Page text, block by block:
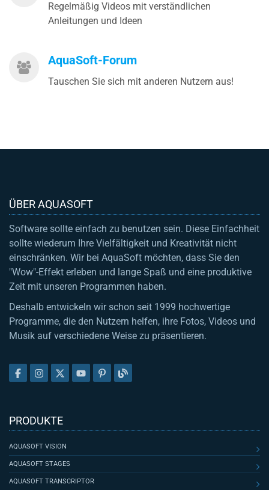
Regelmäßig Videos mit verständlichen
Anleitungen und Ideen
AquaSoft-Forum
Tauschen Sie sich mit anderen Nutzern aus!
ÜBER AQUASOFT
Software sollte einfach zu benutzen sein. Diese Einfachheit
sollte wiederum Ihre Vielfältigkeit und Kreativität nicht
einschränken. Wir bei AquaSoft möchten, dass Sie den
"Wow"-Effekt erleben und lange Spaß und eine produktive
Zeit mit unseren Programmen haben.
Deshalb entwickeln wir schon seit 1999 hochwertige
Programme, die den Nutzern helfen, ihre Fotos, Videos und
Musik auf verschiedene Weise zu präsentieren.
PRODUKTE
AQUASOFT VISION
AQUASOFT STAGES
AQUASOFT TRANSCRIPTOR